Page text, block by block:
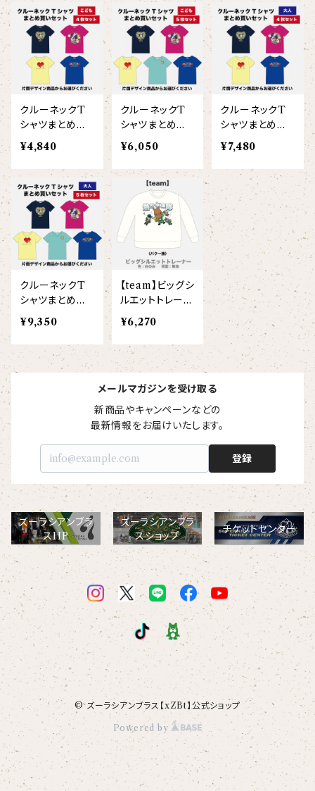
【birthday】
【anniversary】
【Allstar】
【unit】
オリジナルイラストTシャツ
侍BRASSTシャツ
【vividtypo】
【wreath】
【custom_point】
【face_point】
【resort】
【ビッグプリント】
【crest_turquoise】
【piano】
【pink_flower】
カラードライポロシャツ
【Brass_emblem】
ドライジップパーカー
ドライストレッチプルオーバーパーカー
アウター
Tシャツ（長袖）
【chara】
【custom_point】
【xx's day】
【Allstar】
【embrem_American】
【Amazing player】
【EVENT ※期間限定商品】
ハット・ネックウォーマー
ソックス
ネクタイ
ラグランTシャツ
ダンボールニットTシャツ
カーディガン
たたきのトリ スカーレット
オセロット
グランパバク
カズンバク
雲豹（ウンピョウ）
アムールヒョウ
白ヤギ
黒ヤギ
オコジョ
ホワイトライオン
ローレンス
トラ軍団
トランペッターズ
バク一族
パーカッションチーム
クルーネックT
シャツまとめ買
いセット（こども
4枚/片面プリン
ト）
¥4,840
クルーネックT
シャツまとめ買
いセット（こども
5枚/片面プリン
ト）
¥6,050
クルーネックT
シャツまとめ買
いセット（大人4
枚/片面プリン
ト）
¥7,480
クルーネックT
シャツまとめ買
いセット（大人5
枚/片面プリン
ト）
¥9,350
【team】ビッグシ
ルエットトレーナ
ー
¥6,270
メールマガジンを受け取る
新商品やキャンペーンなどの
最新情報をお届けいたします。
登録
ズーラシアンブラ
スHP
ズーラシアンブラ
スショップ
チケットセンター
© ズーラシアンブラス【xZBt】公式ショップ
Powered by